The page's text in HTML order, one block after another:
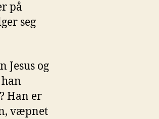
Christ
(1988)
på
seg
Jesus og
Han er
væpnet